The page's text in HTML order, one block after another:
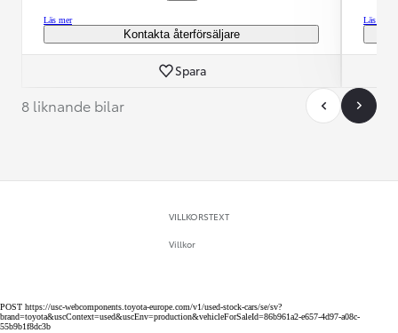
Läs mer
Kontakta återförsäljare
Spara
Läs mer
8 liknande bilar
VILLKORSTEXT
Villkor
POST https://usc-webcomponents.toyota-europe.com/v1/used-stock-cars/se/sv?
brand=toyota&uscContext=used&uscEnv=production&vehicleForSaleId=86b961a2-e657-4d97-a08c-
55b9b1f8dc3b